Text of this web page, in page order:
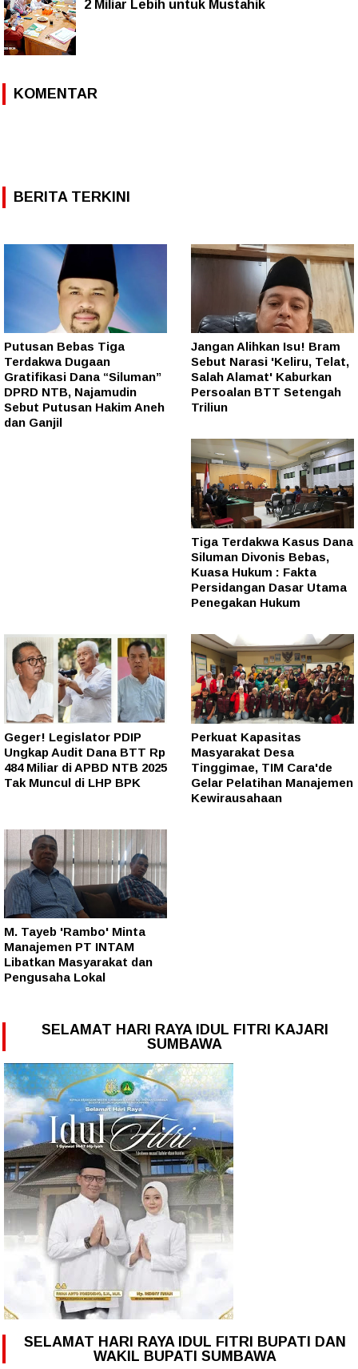
2 Miliar Lebih untuk Mustahik
KOMENTAR
BERITA TERKINI
Putusan Bebas Tiga
Terdakwa Dugaan
Gratifikasi Dana “Siluman”
DPRD NTB, Najamudin
Sebut Putusan Hakim Aneh
dan Ganjil
Jangan Alihkan Isu! Bram
Sebut Narasi 'Keliru, Telat,
Salah Alamat' Kaburkan
Persoalan BTT Setengah
Triliun
Tiga Terdakwa Kasus Dana
Siluman Divonis Bebas,
Kuasa Hukum : Fakta
Persidangan Dasar Utama
Penegakan Hukum
Geger! Legislator PDIP
Ungkap Audit Dana BTT Rp
484 Miliar di APBD NTB 2025
Tak Muncul di LHP BPK
Perkuat Kapasitas
Masyarakat Desa
Tinggimae, TIM Cara'de
Gelar Pelatihan Manajemen
Kewirausahaan
M. Tayeb 'Rambo' Minta
Manajemen PT INTAM
Libatkan Masyarakat dan
Pengusaha Lokal
SELAMAT HARI RAYA IDUL FITRI KAJARI
SUMBAWA
SELAMAT HARI RAYA IDUL FITRI BUPATI DAN
WAKIL BUPATI SUMBAWA